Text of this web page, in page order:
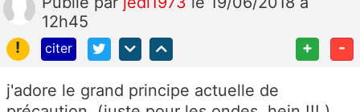
12h45
!
citer + -
j'adore le grand principe actuelle de